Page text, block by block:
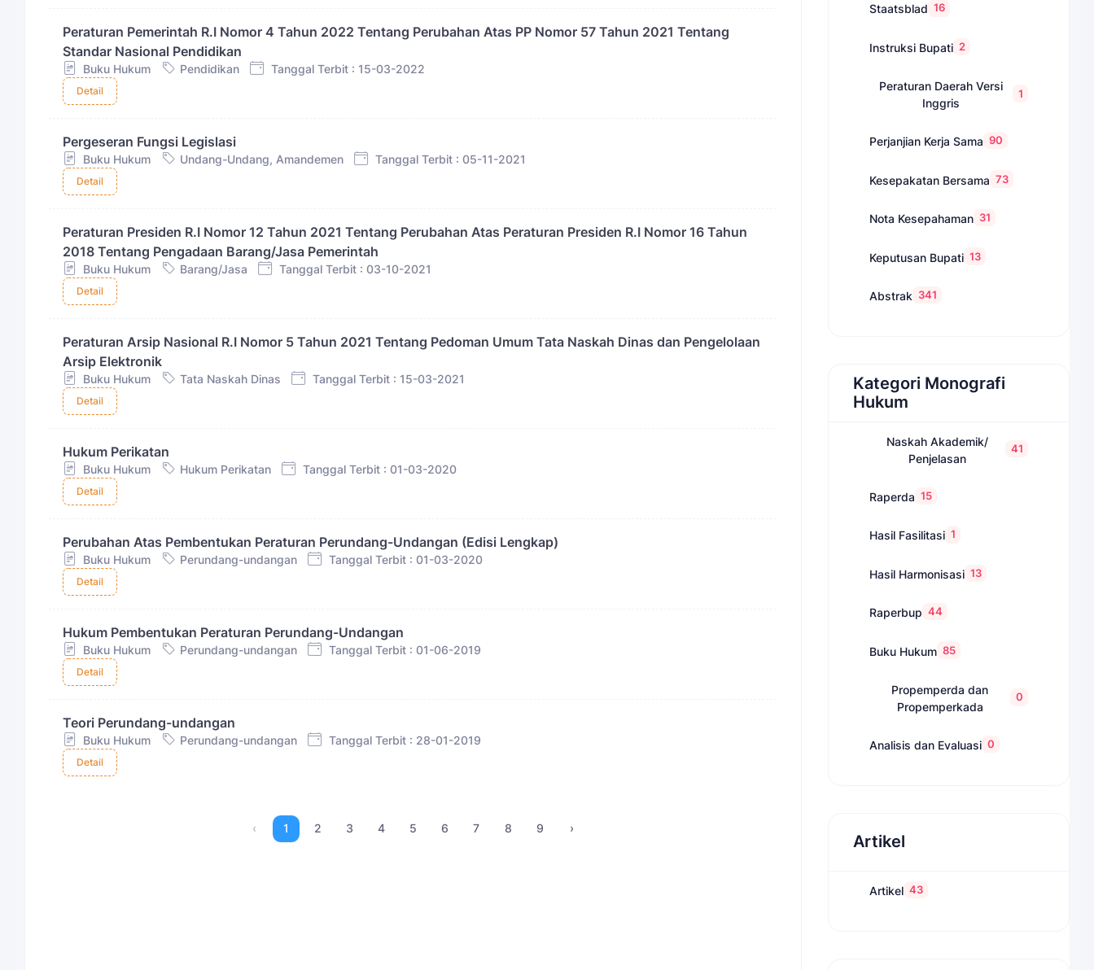
Peraturan Pemerintah R.I Nomor 4 Tahun 2022 Tentang Perubahan Atas PP Nomor 57 Tahun 2021 Tentang
Standar Nasional Pendidikan
Buku Hukum Pendidikan Tanggal Terbit : 15-03-2022
Detail
Pergeseran Fungsi Legislasi
Buku Hukum Undang-Undang, Amandemen Tanggal Terbit : 05-11-2021
Detail
Peraturan Presiden R.I Nomor 12 Tahun 2021 Tentang Perubahan Atas Peraturan Presiden R.I Nomor 16 Tahun
2018 Tentang Pengadaan Barang/Jasa Pemerintah
Buku Hukum Barang/Jasa Tanggal Terbit : 03-10-2021
Detail
Peraturan Arsip Nasional R.I Nomor 5 Tahun 2021 Tentang Pedoman Umum Tata Naskah Dinas dan Pengelolaan
Arsip Elektronik
Buku Hukum Tata Naskah Dinas Tanggal Terbit : 15-03-2021
Detail
Hukum Perikatan
Buku Hukum Hukum Perikatan Tanggal Terbit : 01-03-2020
Detail
Perubahan Atas Pembentukan Peraturan Perundang-Undangan (Edisi Lengkap)
Buku Hukum Perundang-undangan Tanggal Terbit : 01-03-2020
Detail
Hukum Pembentukan Peraturan Perundang-Undangan
Buku Hukum Perundang-undangan Tanggal Terbit : 01-06-2019
Detail
Teori Perundang-undangan
Buku Hukum Perundang-undangan Tanggal Terbit : 28-01-2019
Detail
‹ 1 2 3 4 5 6 7 8 9 ›
Staatsblad 16
Instruksi Bupati 2
Peraturan Daerah Versi
Inggris
1
Perjanjian Kerja Sama 90
Kesepakatan Bersama 73
Nota Kesepahaman 31
Keputusan Bupati 13
Abstrak 341
Kategori Monografi
Hukum
Naskah Akademik/
Penjelasan
41
Raperda 15
Hasil Fasilitasi 1
Hasil Harmonisasi 13
Raperbup 44
Buku Hukum 85
Propemperda dan
Propemperkada
0
Analisis dan Evaluasi 0
Artikel
Artikel 43